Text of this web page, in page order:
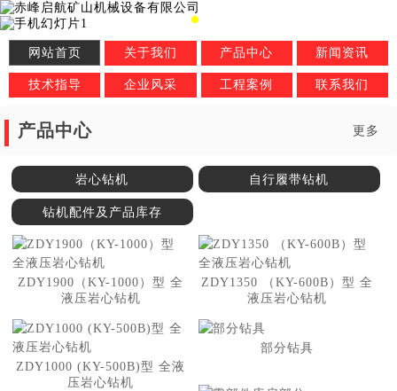
网站首页 关于我们 产品中心 新闻资讯
技术指导 企业风采 工程案例 联系我们
产品中心 更多
岩心钻机 自行履带钻机
钻机配件及产品库存
ZDY1900（KY-1000）型 全
液压岩心钻机
ZDY1350 （KY-600B）型 全
液压岩心钻机
ZDY1000 (KY-500B)型 全液
压岩心钻机
部分钻具